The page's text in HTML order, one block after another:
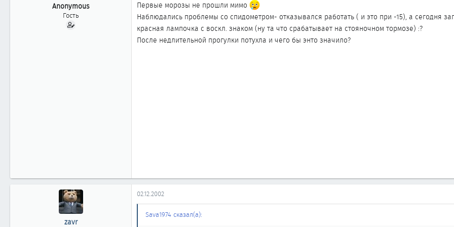
а
Anonymous
Гость
Первые морозы не прошли мимо
Наблюдались проблемы со спидометром- отказывался работать ( и это при -15), а сегодня
красная лампочка с воскл. знаком (ну та что срабатывает на стояночном тормозе) :?
После недлительной прогулки потухла и чего бы энто значило?
zavr
02.12.2002
Sava1974 сказал(а):